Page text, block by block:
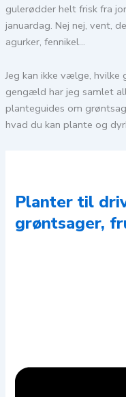
gulerødder helt frisk fra
januardag. Nej nej, vent,
agurker, fennikel…
Jeg kan ikke vælge,
gengæld har jeg samlet
planteguides om
hvad du kan plante og
Planter til
grøntsager,